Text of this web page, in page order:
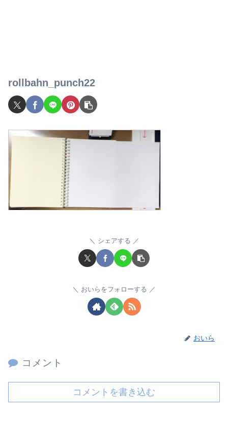
rollbahn_punch22
シェアする
おいらをフォローする
おいら
コメント
コメントを書き込む